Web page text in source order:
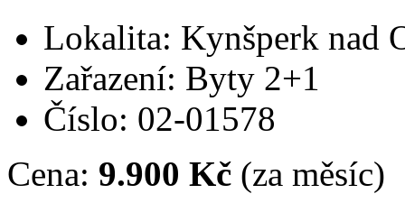
Lokalita: Kynšperk nad
Zařazení: Byty 2+1
Číslo: 02-01578
Cena: 9.900 Kč (za měsíc)